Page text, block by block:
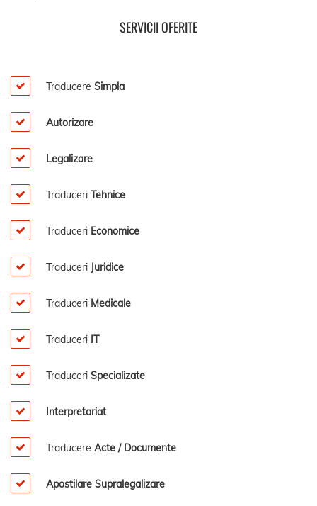
SERVICII OFERITE
Traducere Simpla
Autorizare
Legalizare
Traduceri Tehnice
Traduceri Economice
Traduceri Juridice
Traduceri Medicale
Traduceri IT
Traduceri Specializate
Interpretariat
Traducere Acte / Documente
Apostilare Supralegalizare